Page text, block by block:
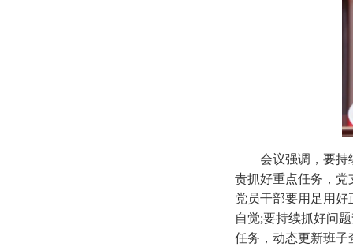
会议强调，要持
责抓好重点任务，党
党员干部要用足用
自觉;要持续抓好问
任务，动态更新班子